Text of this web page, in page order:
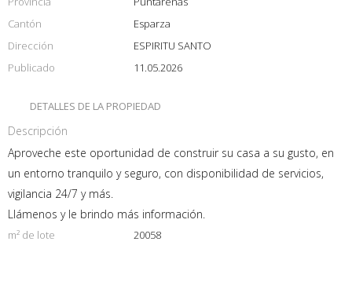
Cantón
Esparza
Dirección
ESPIRITU SANTO
Publicado
11.05.2026
DETALLES DE LA PROPIEDAD
Descripción
Aproveche este oportunidad de construir su casa a su gusto, en
un entorno tranquilo y seguro, con disponibilidad de servicios,
vigilancia 24/7 y más.
Llámenos y le brindo más información.
m² de lote 20058